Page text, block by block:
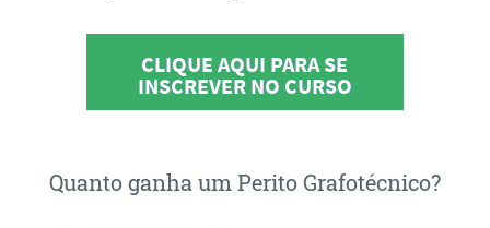
CLIQUE AQUI PARA SE
INSCREVER NO CURSO
Quanto ganha um Perito Grafotécnico?